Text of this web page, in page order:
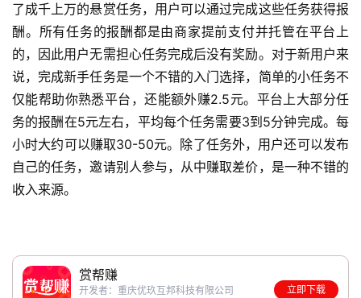
了成千上万的悬赏任务，用户可以通过完成这些任务获得报
酬。所有任务的报酬都是由商家提前支付并托管在平台上
的，因此用户无需担心任务完成后没有奖励。对于新用户来
说，完成新手任务是一个不错的入门选择，简单的小任务不
仅能帮助你熟悉平台，还能额外赚2.5元。平台上大部分任
务的报酬在5元左右，平均每个任务需要3到5分钟完成。每
小时大约可以赚取30-50元。除了任务外，用户还可以发布
自己的任务，邀请别人参与，从中赚取差价，是一种不错的
收入来源。
赏帮赚
开发者：重庆优玖互邦科技有限公司
立即下载